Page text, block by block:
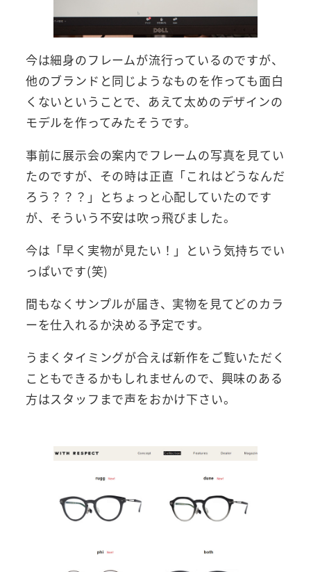
今は細身のフレームが流行っているのですが、
他のブランドと同じようなものを作っても面白
くないということで、あえて太めのデザインの
モデルを作ってみたそうです。
事前に展示会の案内でフレームの写真を見てい
たのですが、その時は正直「これはどうなんだ
ろう？？？」とちょっと心配していたのです
が、そういう不安は吹っ飛びました。
今は「早く実物が見たい！」という気持ちでい
っぱいです(笑)
間もなくサンプルが届き、実物を見てどのカラ
ーを仕入れるか決める予定です。
うまくタイミングが合えば新作をご覧いただく
こともできるかもしれませんので、興味のある
方はスタッフまで声をおかけ下さい。